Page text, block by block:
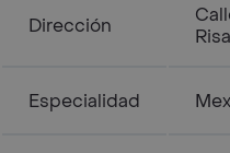
Dirección
Especialidad